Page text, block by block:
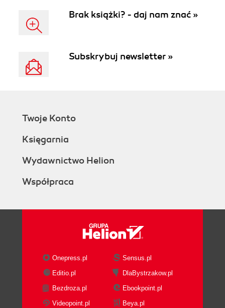
Brak książki? - daj nam znać »
Subskrybuj newsletter »
Twoje Konto
Księgarnia
Wydawnictwo Helion
Współpraca
Onepress.pl
Sensus.pl
Editio.pl
DlaBystrzakow.pl
Bezdroza.pl
Ebookpoint.pl
Videopoint.pl
Beya.pl